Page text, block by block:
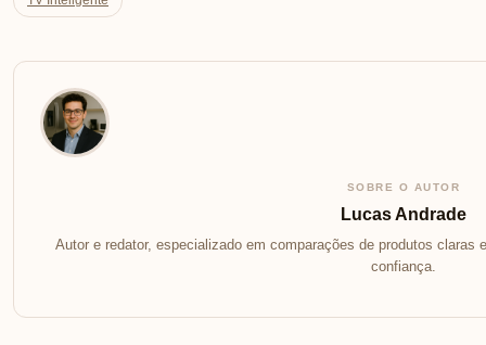
SOBRE O AUTOR
Lucas Andrade
Autor e redator, especializado em comparações de produtos claras
confiança.